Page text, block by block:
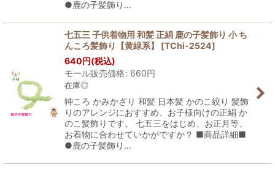
●鹿の子髪飾り…
七五三 子供着物用 和髪 正絹 鹿の子髪飾り 小 ち
んころ髪飾り【黄緑系】
[TChi-2524]
640円(税込)
モール販売価格: 660円
在庫◎
狆ころ かみかざり 和髪 日本髪 かのこ絞り 髪飾
りのアレンジにおすすめ、お子様向けの正絹 か
のこ髪飾りです。 七五三をはじめ、お正月等、
お着物に合わせていかがですか？ ■商品詳細■
●鹿の子髪飾り…